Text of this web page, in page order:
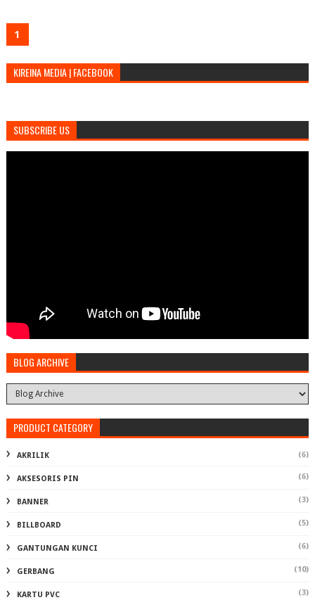
1
KIREINA MEDIA | FACEBOOK
SUBSCRIBE US
BLOG ARCHIVE
PRODUCT CATEGORY
AKRILIK (6)
AKSESORIS PIN (6)
BANNER (3)
BILLBOARD (5)
GANTUNGAN KUNCI (6)
GERBANG (10)
KARTU PVC (3)